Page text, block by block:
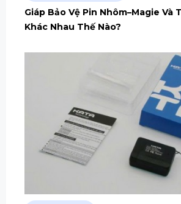
Giáp Bảo Vệ Pin Nhôm–Magie Và
Khác Nhau Thế Nào?